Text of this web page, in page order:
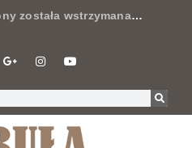
wstrzymana…